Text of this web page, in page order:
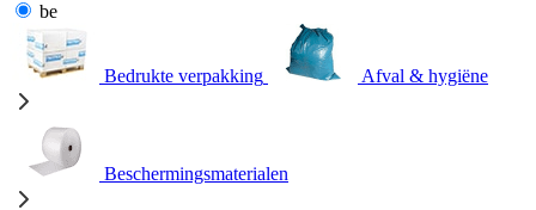
be
Bedrukte verpakking Afval & hygiëne
Beschermingsmaterialen